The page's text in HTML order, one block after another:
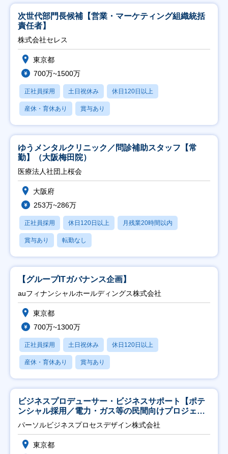
次世代部門長候補【営業・マーケティング組織統括
責任者】
株式会社セレス
東京都
700万~1500万
正社員採用 土日祝休み 休日120日以上
産休・育休あり 賞与あり
ゆうメンタルクリニック／問診補助スタッフ【常
勤】（大阪梅田院）
医療法人社団上桜会
大阪府
253万~286万
正社員採用 休日120日以上 月残業20時間以内
賞与あり 転勤なし
【グループITガバナンス企画】
auフィナンシャルホールディングス株式会社
東京都
700万~1300万
正社員採用 土日祝休み 休日120日以上
産休・育休あり 賞与あり
ビジネスプロデューサー・ビジネスサポート【ポテ
ンシャル採用／電力・ガス等の民間向けプロジェク
ト推進】
パーソルビジネスプロセスデザイン株式会社
東京都